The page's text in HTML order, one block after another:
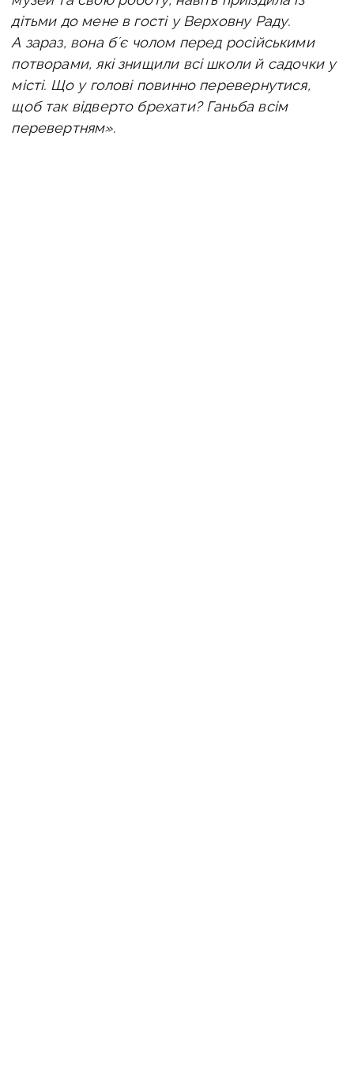
дітьми до мене в гості у Верховну Раду.
А зараз, вона бʼє чолом перед російськими
потворами, які знищили всі школи й садочки у
місті. Що у голові повинно перевернутися,
щоб так відверто брехати? Ганьба всім
перевертням».